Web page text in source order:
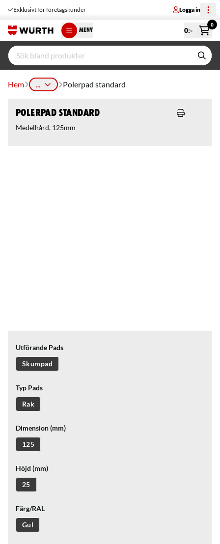
Exklusivt för företagskunder Logga in
MENY 0:-
0
Hem ... Polerpad standard
Polerpad standard
Medelhård, 125mm
Utförande Pads
Skumpad
Typ Pads
Rak
Dimension (mm)
125
Höjd (mm)
25
Färg/RAL
Gul